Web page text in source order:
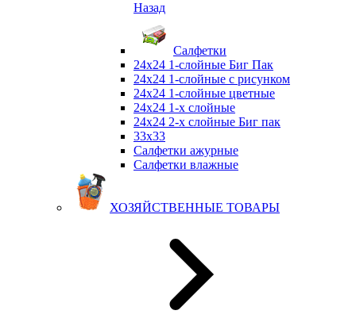
Назад
Салфетки
24х24 1-слойные Биг Пак
24х24 1-слойные с рисунком
24х24 1-слойные цветные
24х24 1-х слойные
24х24 2-х слойные Биг пак
33х33
Салфетки ажурные
Салфетки влажные
ХОЗЯЙСТВЕННЫЕ ТОВАРЫ